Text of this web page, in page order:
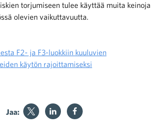
torjumiseen tulee käyttää muita keinoja
olevien vaikuttavuutta.
F2- ja F3-luokkiin kuuluvien
käytön rajoittamiseksi
Jaa: